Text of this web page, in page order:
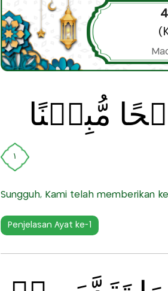
مُّبِيۡنًا
١
Sungguh, Kami telah memberikan
Penjelasan Ayat ke-1